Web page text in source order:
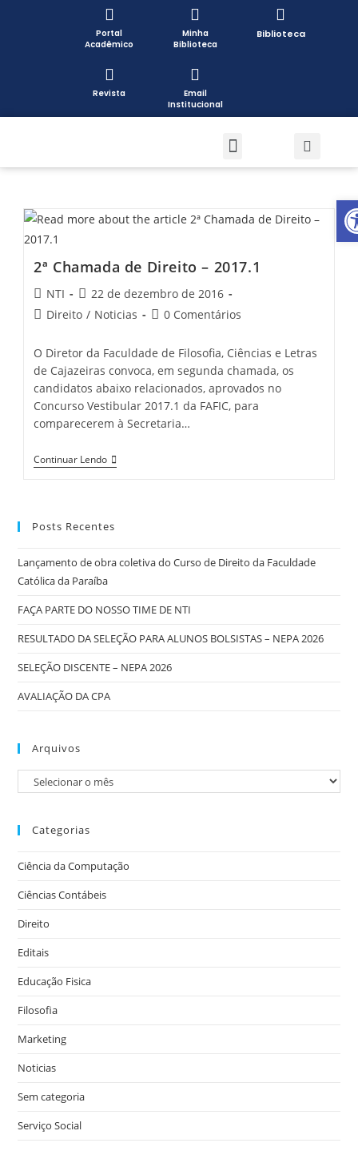
Portal
Acadêmico
Minha
Biblioteca
Biblioteca
Revista
Email
Institucional
2ª Chamada de Direito – 2017.1
NTI
22 de dezembro de 2016
Direito / Noticias 0 Comentários
O Diretor da Faculdade de Filosofia, Ciências e Letras
de Cajazeiras convoca, em segunda chamada, os
candidatos abaixo relacionados, aprovados no
Concurso Vestibular 2017.1 da FAFIC, para
comparecerem à Secretaria…
Continuar Lendo
Posts Recentes
Lançamento de obra coletiva do Curso de Direito da Faculdade
Católica da Paraíba
FAÇA PARTE DO NOSSO TIME DE NTI
RESULTADO DA SELEÇÃO PARA ALUNOS BOLSISTAS – NEPA 2026
SELEÇÃO DISCENTE – NEPA 2026
AVALIAÇÃO DA CPA
Arquivos
Categorias
Ciência da Computação
Ciências Contábeis
Direito
Editais
Educação Fisica
Filosofia
Marketing
Noticias
Sem categoria
Serviço Social
Open toolbar